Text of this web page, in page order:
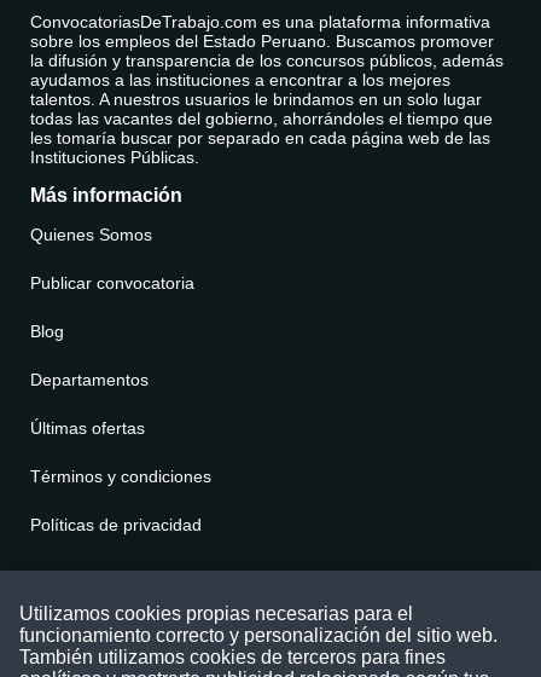
ConvocatoriasDeTrabajo.com es una plataforma informativa
sobre los empleos del Estado Peruano. Buscamos promover
la difusión y transparencia de los concursos públicos, además
ayudamos a las instituciones a encontrar a los mejores
talentos. A nuestros usuarios le brindamos en un solo lugar
todas las vacantes del gobierno, ahorrándoles el tiempo que
les tomaría buscar por separado en cada página web de las
Instituciones Públicas.
Más información
Quienes Somos
Publicar convocatoria
Blog
Departamentos
Últimas ofertas
Términos y condiciones
Políticas de privacidad
Puede comunicarse con nosotros a través
nuestras redes sociales o del correo:
Utilizamos cookies propias necesarias para el
funcionamiento correcto y personalización del sitio web.
También utilizamos cookies de terceros para fines